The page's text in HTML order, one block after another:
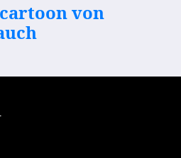
von